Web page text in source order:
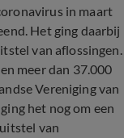
in maart
Het ging daarbij
van aflossingen.
meer dan 37.000
Vereniging van
het nog om een
van